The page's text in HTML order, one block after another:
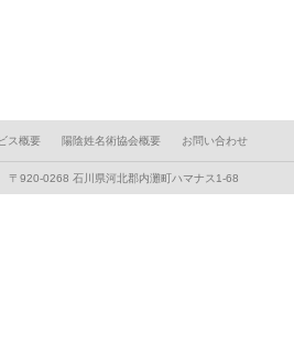
ス概要 陽陰姓名術協会概要 お問い合わせ
〒920-0268 石川県河北郡内灘町ハマナス1-68